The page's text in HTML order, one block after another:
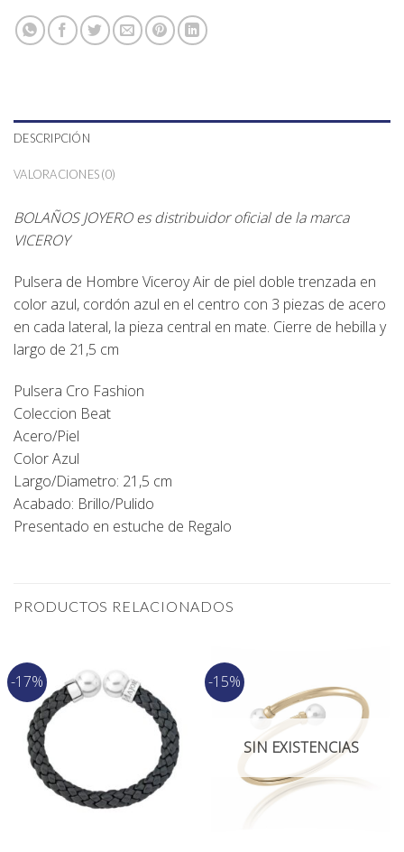
DESCRIPCIÓN
VALORACIONES (0)
BOLAÑOS JOYERO es distribuidor oficial de la marca
VICEROY
Pulsera de Hombre Viceroy Air de piel doble trenzada en
color azul, cordón azul en el centro con 3 piezas de acero
en cada lateral, la pieza central en mate. Cierre de hebilla y
largo de 21,5 cm
Pulsera Cro Fashion
Coleccion Beat
Acero/Piel
Color Azul
Largo/Diametro: 21,5 cm
Acabado: Brillo/Pulido
Presentado en estuche de Regalo
PRODUCTOS RELACIONADOS
-17% -15%
SIN EXISTENCIAS